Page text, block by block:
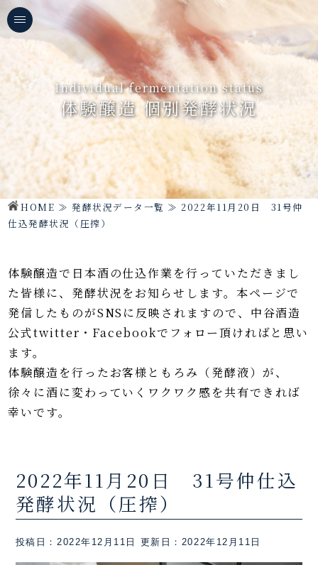
Individual fermentation status
体験醸造 個別発酵状況
HOME ≫ 発酵状況データ一覧 ≫2022年11月20日 31号仲
仕込発酵状況（圧搾）
体験醸造で日本酒の仕込作業を行っていただきまし
た皆様に、発酵状況をお知らせします。 本ページで
発信したものがSNSに反映されますので、中谷酒造
公式twitter・Facebookでフォロー頂ければと思い
ます。
体験醸造を行ったお客様ともろみ（発酵液）が、
徐々に酒に変わっていくワクワク感を共有できれば
幸いです。
2022年11月20日 31号仲仕込
発酵状況（圧搾）
投稿日：2022年12月11日 更新日：2022年12月11日